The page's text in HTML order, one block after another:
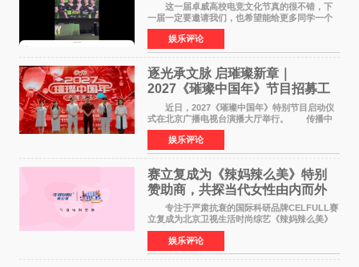
这一届卓威高校电竞文化节真的很不错，下
一届一定要邀请我们，也希望能给更多同学一个
来到现场的机会。 2026卓威高校电竞文化节
已经落下帷幕，在活动结束后，仍有不少高校电
竞社负责人和现
娱乐评论
逐光承文脉 启璀璨新章｜
2027《璀璨中国年》节目招募工
作圆满启动
近日，2027《璀璨中国年》特别节目启动仪
式在北京广播电视台演播大厅举行。 传播中
华优秀传统文化，弘扬纯正国风艺术，打造高规
格、高质感、正能量的文艺盛典，是璀璨中国年
矢志不渝的初心
娱乐评论
赛立复成为《辣妈辣么美》特别
赞助商，共探当代女性由内而外
活力美
专注于严肃抗衰的国际科研品牌CELFULL赛
立复成为北京卫视生活时尚综艺《辣妈辣么美》
的特别赞助商,明星辣妈袁咏仪倾情参与，向广大
都市女性传递健康生活新主张，寄语当代女性在
家庭与自我之间
娱乐评论